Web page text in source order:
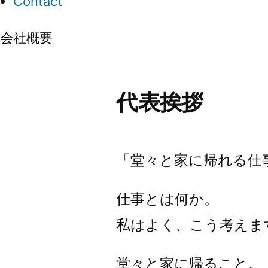
会社概要
代表挨拶
「堂々と家に帰れる仕
仕事とは何か。
私はよく、こう考えま
堂々と家に帰ること。